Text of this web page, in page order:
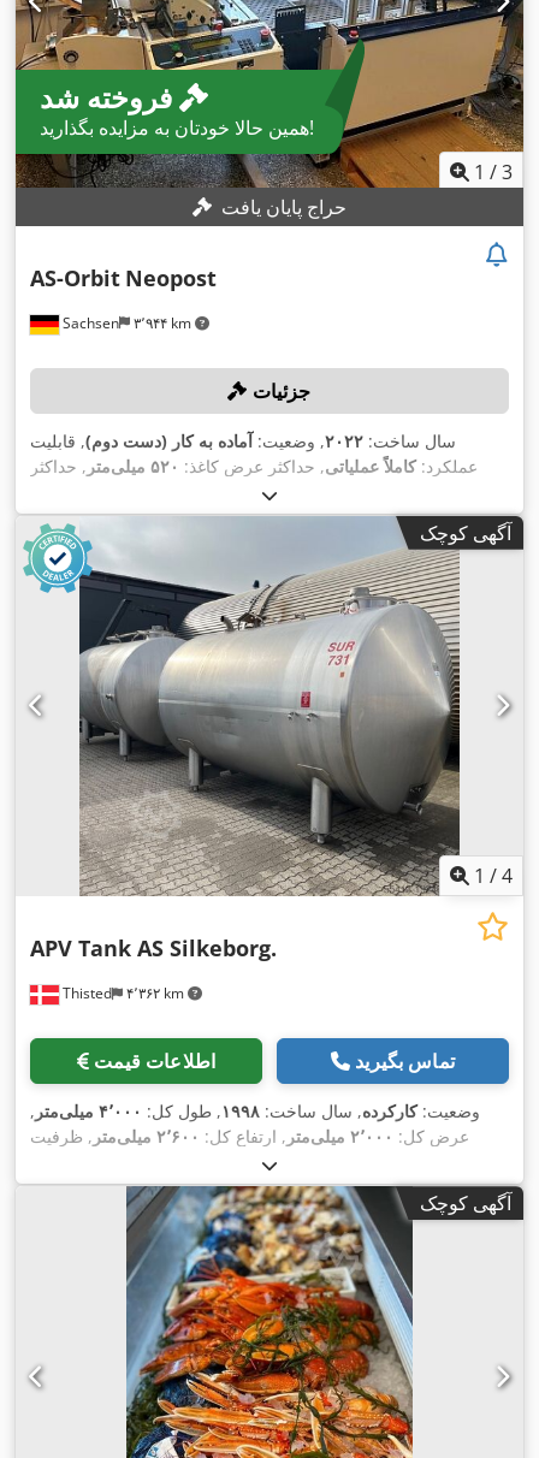
همین حالا خودتان به مزایده بگذارید!
1 /3
حراج پایان یافت
Sachsen ۳٬۹۴۴ km
AS-Orbit Neopost
جزئیات
سال ساخت: ۲۰۲۲, وضعیت:آماده به کار (دست دوم), قابلیت
عملکرد:کاملاً عملیاتی, حداکثر عرض کاغذ: ۵۲۰ میلی‌متر
, حداکثر
, حداکثر وضوح:
شماره دستگاه/وسیله نقلیه:63507120672, ظرفیت تولید:۴۰٬۰۰۰
واحد/ساعت
آگهی کوچک
1 /4
Thisted ۴٬۳۶۲ km
APV Tank AS Silkeborg.
اطلاعات قیمت تماس بگیرید
وضعیت:کارکرده, سال ساخت: ۱۹۹۸, طول کل: ۴٬۰۰۰ میلی‌متر
,
عرض کل: ۲٬۰۰۰ میلی‌متر , ارتفاع کل: ۲٬۶۰۰ میلی‌متر
, ظرفیت
آگهی کوچک